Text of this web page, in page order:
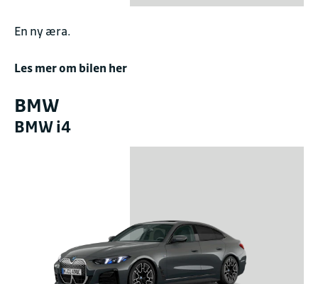
En ny æra.
Les mer om bilen her
BMW
BMW i4